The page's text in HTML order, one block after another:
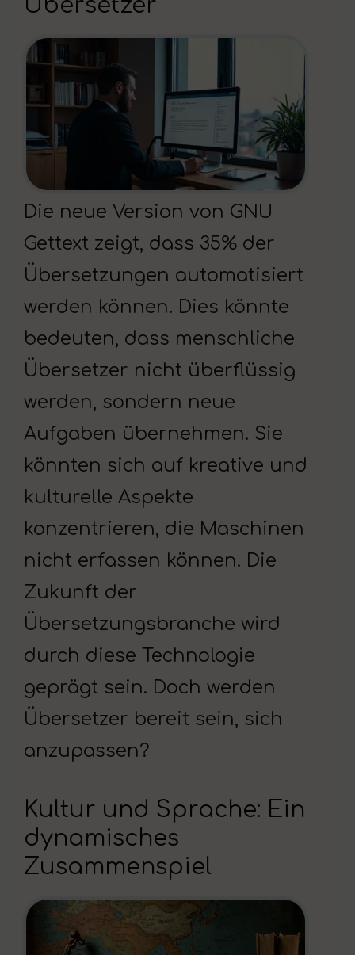
Übersetzer
Die neue Version von GNU
Gettext zeigt, dass 35% der
Übersetzungen automatisiert
werden können. Dies könnte
bedeuten, dass menschliche
Übersetzer nicht überflüssig
werden, sondern neue
Aufgaben übernehmen. Sie
könnten sich auf kreative und
kulturelle Aspekte
konzentrieren, die Maschinen
nicht erfassen können. Die
Zukunft der
Übersetzungsbranche wird
durch diese Technologie
geprägt sein. Doch werden
Übersetzer bereit sein, sich
anzupassen?
Kultur und Sprache: Ein
dynamisches
Zusammenspiel